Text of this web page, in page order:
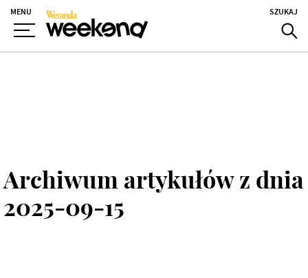
MENU SZUKAJ
Archiwum artykułów z dnia
2025-09-15